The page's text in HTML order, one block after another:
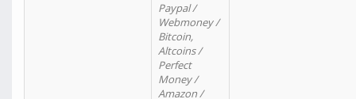
Paypal /
Webmoney /
Bitcoin,
Altcoins /
Perfect
Money /
Amazon /